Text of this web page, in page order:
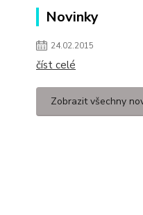
Novinky
24.02.2015
číst celé
Zobrazit všechny